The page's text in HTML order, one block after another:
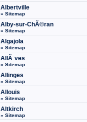
Albertville
» Sitemap
Alby-sur-ChÃ©ran
» Sitemap
Algajola
» Sitemap
AllÃ¨ves
» Sitemap
Allinges
» Sitemap
Allouis
» Sitemap
Altkirch
» Sitemap